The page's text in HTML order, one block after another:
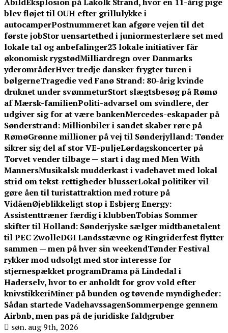
blev fløjet til OUH efter grillulykke i
autocamperPostnummeret kan afgøre vejen til det
første jobStor uensartethed i juniormesterlære set med
lokale tal og anbefalinger23 lokale initiativer får
økonomisk rygstødMilliardregn over Danmarks
yderområderHver tredje dansker frygter turen i
bølgerneTragedie ved Fanø Strand: 80-årig kvinde
druknet under svømmeturStort slægtsbesøg på Rømø
af Mærsk-familienPoliti-advarsel om svindlere, der
udgiver sig for at være bankenMercedes-eskapader på
Sønderstrand: Millionbiler i sandet skaber røre på
RømøGrønne millioner på vej til Sønderjylland: Tønder
sikrer sig del af stor VE-puljeLørdagskoncerter på
Torvet vender tilbage — start i dag med Men With
MannersMusikalsk mudderkast i vadehavet med lokal
strid om tekst-rettigheder blusserLokal politiker vil
gøre åen til turistattraktion med roture på
VidåenØjeblikkeligt stop i Esbjerg Energy:
Assistenttræner færdig i klubbenTobias Sommer
skifter til Holland: Sønderjyske sælger midtbanetalent
til PEC ZwolleDGI Landsstævne og Ringriderfest flytter
sammen — men på hver sin weekendTønder Festival
rykker mod udsolgt med stor interesse for
stjernespækket programDrama på Lindedal i
Haderselv, hvor to er anholdt for grov vold efter
knivstikkeriMiner på bunden og tøvende myndigheder:
Sådan startede VadehavssagenSommerpenge gennem
Airbnb, men pas på de juridiske faldgruber
søn. aug 9th, 2026